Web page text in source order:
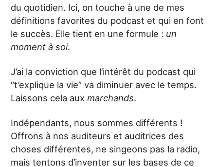
du quotidien. Ici, on touche à une de mes
définitions favorites du podcast et qui en font
le succès. Elle tient en une formule : un
moment à soi.
J’ai la conviction que l’intérêt du podcast qui
“t’explique la vie” va diminuer avec le temps.
Laissons cela auxmarchands.
Indépendants, nous sommes différents !
Offrons à nos auditeurs et auditrices des
choses différentes, ne singeons pas la radio,
mais tentons d’inventer sur les bases de ce